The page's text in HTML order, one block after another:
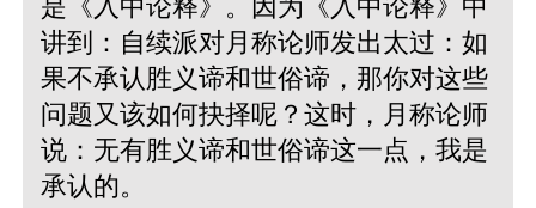
是《入中论释》。因为《入中论释》中
讲到：自续派对月称论师发出太过：如
果不承认胜义谛和世俗谛，那你对这些
问题又该如何抉择呢？这时，月称论师
说：无有胜义谛和世俗谛这一点，我是
承认的。